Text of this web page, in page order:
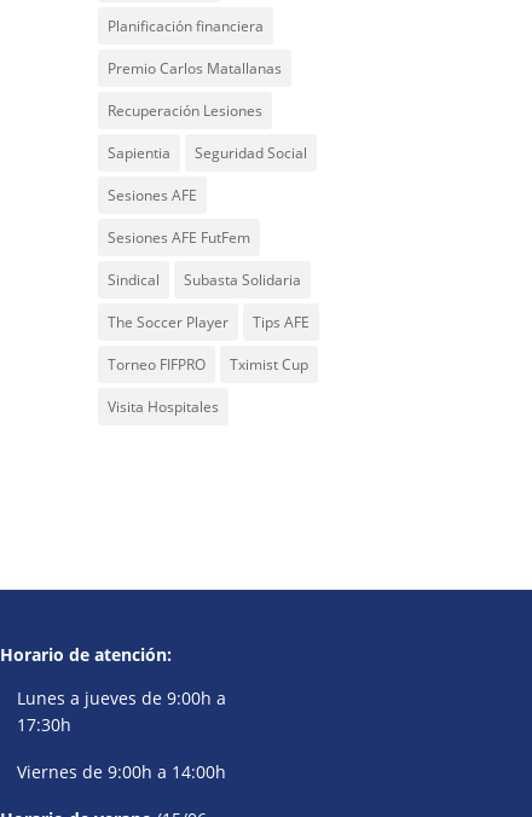
Planificación financiera
Premio Carlos Matallanas
Recuperación Lesiones
Sapientia Seguridad Social
Sesiones AFE
Sesiones AFE FutFem
Sindical Subasta Solidaria
The Soccer Player Tips AFE
Torneo FIFPRO Tximist Cup
Visita Hospitales
Horario de atención:
Lunes a jueves de 9:00h a
17:30h
Viernes de 9:00h a 14:00h